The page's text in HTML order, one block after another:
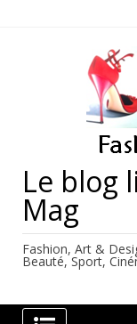
Le blog
Mag
Fashion, Art &
Beauté, Sport,